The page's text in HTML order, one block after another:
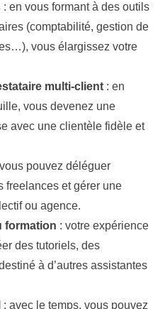
: en vous formant à des outils
(comptabilité, gestion de
vous élargissez votre
multi-client : en
vous devenez une
avec une clientèle fidèle et
pouvez déléguer
freelances et gérer une
ou agence.
formation : votre expérience
des tutoriels, des
à d’autres assistantes
: avec le temps, vous pouvez